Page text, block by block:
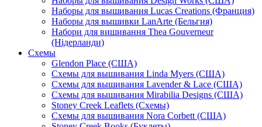
Наборы для вышивания Lucas Creations (Франция)
Наборы для вышивки LanArte (Бельгия)
Набори для вишивання Thea Gouverneur
(Нідерланди)
Схемы
Glendon Place (США)
Схемы для вышивания Linda Myers (США)
Схемы для вышивания Lavender & Lace (США)
Схемы для вышивания Mirabilia Designs (США)
Stoney Creek Leaflets (Схемы)
Схемы для вышивания Nora Corbett (США)